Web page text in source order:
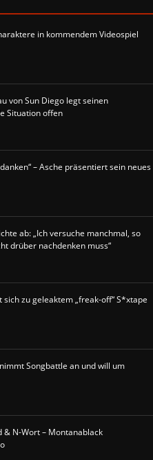
in kommendem Videospiel
von Sun Diego legt seinen
Situation offen
– Asche präsentiert sein neues
ab: „Ich versuche manchmal, so
drüber nachdenken muss“
sich zu geleaktem „freak-off“ S*xtape
Songbattle an und will um
& N-Wort – Montanablack